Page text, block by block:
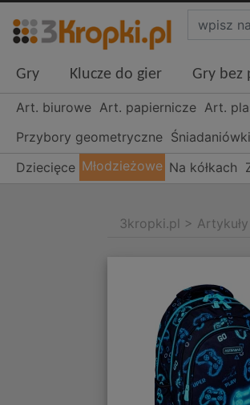
Gry Klucze do gier Gry bez
Art. biurowe Art. papiernicze Art.
Przybory geometryczne
Dziecięce Młodzieżowe Na kółkach
3kropki.pl >